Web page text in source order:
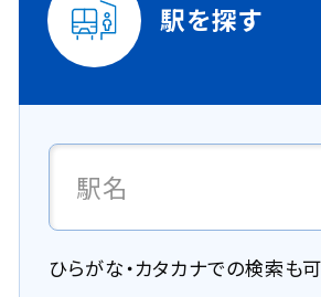
駅を探す
ひらがな・カタカナでの検索も可